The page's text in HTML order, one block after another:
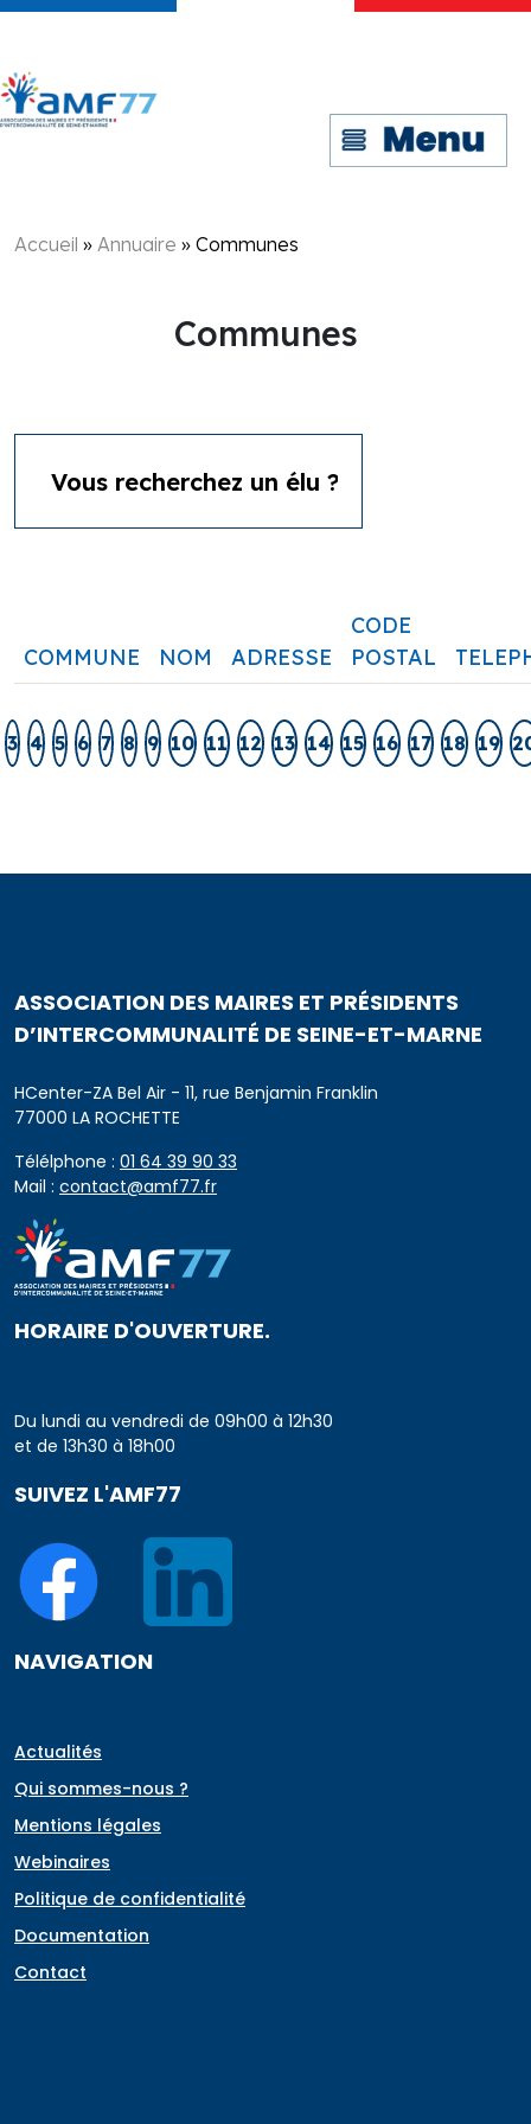
Accueil » Annuaire » Communes
Communes
COMMUNE NOM ADRESSE
CODE
POSTAL
3 4 5 6 7 8 9 10 11 12 13 14 15 16 17 18 19
ASSOCIATION DES MAIRES ET PRÉSIDENTS
D’INTERCOMMUNALITÉ DE SEINE-ET-MARNE
HCenter-ZA Bel Air - 11, rue Benjamin Franklin
77000 LA ROCHETTE
Télélphone : 01 64 39 90 33
Mail : contact@amf77.fr
HORAIRE D'OUVERTURE.
Du lundi au vendredi de 09h00 à 12h30
et de 13h30 à 18h00
SUIVEZ L'AMF77
NAVIGATION
Actualités
Qui sommes-nous ?
Mentions légales
Webinaires
Politique de confidentialité
Documentation
Contact